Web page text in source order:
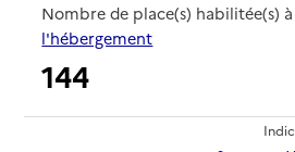
Nombre de place(s) habilitée(s)
l'hébergement
144